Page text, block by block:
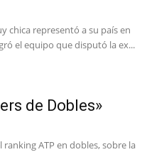
chica representó a su país en
el equipo que disputó la ex...
de Dobles»
ATP en dobles, sobre la